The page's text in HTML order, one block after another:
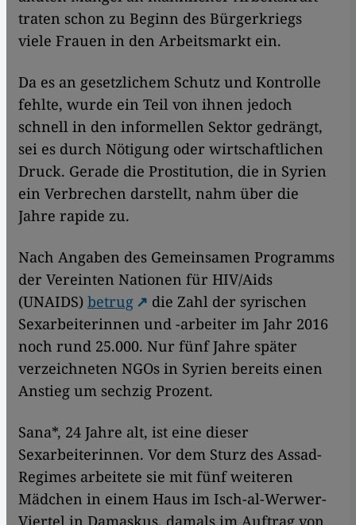
traten schon zu Beginn des Bürgerkriegs
viele Frauen in den Arbeitsmarkt ein.
Da es an gesetzlichem Schutz und Kontrolle
fehlte, wurde ein Teil von ihnen jedoch
schnell in den informellen Sektor gedrängt,
sei es durch Nötigung oder wirtschaftlichen
Druck. Gerade die Prostitution, die in Syrien
ein Verbrechen darstellt, nahm über die
Jahre rapide zu.
Nach Angaben des Gemeinsamen Programms
der Vereinten Nationen für HIV/Aids
(UNAIDS) betrug
die Zahl der syrischen
Sexarbeiterinnen und -arbeiter im Jahr 2016
noch rund 25.000. Nur fünf Jahre später
verzeichneten NGOs in Syrien bereits einen
Anstieg um sechzig Prozent.
Sana*, 24 Jahre alt, ist eine dieser
Sexarbeiterinnen. Vor dem Sturz des Assad-
Regimes arbeitete sie mit fünf weiteren
Mädchen in einem Haus im Isch-al-Werwer-